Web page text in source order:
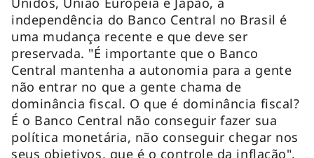
independência do Banco Central no Brasil é
uma mudança recente e que deve ser
preservada. "É importante que o Banco
Central mantenha a autonomia para a gente
não entrar no que a gente chama de
dominância fiscal. O que é dominância fiscal?
É o Banco Central não conseguir fazer sua
política monetária, não conseguir chegar nos
seus objetivos, que é o controle da inflação".